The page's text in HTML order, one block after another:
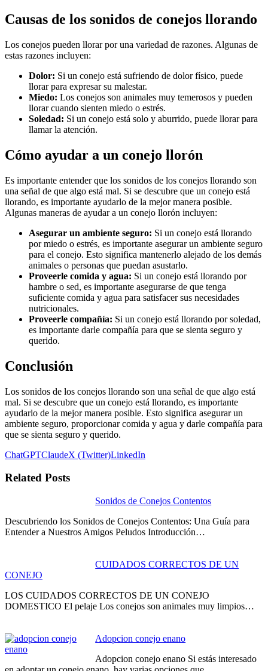
Causas de los sonidos de conejos llorando
Los conejos pueden llorar por una variedad de razones. Algunas de
estas razones incluyen:
Dolor: Si un conejo está sufriendo de dolor físico, puede
llorar para expresar su malestar.
Miedo: Los conejos son animales muy temerosos y pueden
llorar cuando sienten miedo o estrés.
Soledad: Si un conejo está solo y aburrido, puede llorar para
llamar la atención.
Cómo ayudar a un conejo llorón
Es importante entender que los sonidos de los conejos llorando son
una señal de que algo está mal. Si se descubre que un conejo está
llorando, es importante ayudarlo de la mejor manera posible.
Algunas maneras de ayudar a un conejo llorón incluyen:
Asegurar un ambiente seguro: Si un conejo está llorando
por miedo o estrés, es importante asegurar un ambiente seguro
para el conejo. Esto significa mantenerlo alejado de los demás
animales o personas que puedan asustarlo.
Proveerle comida y agua: Si un conejo está llorando por
hambre o sed, es importante asegurarse de que tenga
suficiente comida y agua para satisfacer sus necesidades
nutricionales.
Proveerle compañía: Si un conejo está llorando por soledad,
es importante darle compañía para que se sienta seguro y
querido.
Conclusión
Los sonidos de los conejos llorando son una señal de que algo está
mal. Si se descubre que un conejo está llorando, es importante
ayudarlo de la mejor manera posible. Esto significa asegurar un
ambiente seguro, proporcionar comida y agua y darle compañía para
que se sienta seguro y querido.
ChatGPTClaudeX (Twitter)LinkedIn
Related Posts
Sonidos de Conejos Contentos
Descubriendo los Sonidos de Conejos Contentos: Una Guía para
Entender a Nuestros Amigos Peludos Introducción…
CUIDADOS CORRECTOS DE UN
CONEJO
LOS CUIDADOS CORRECTOS DE UN CONEJO
DOMESTICO El pelaje Los conejos son animales muy limpios…
Adopcion conejo enano
Adopcion conejo enano Si estás interesado
de
entradas